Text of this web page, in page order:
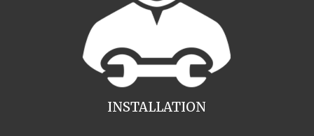
INSTALLATION